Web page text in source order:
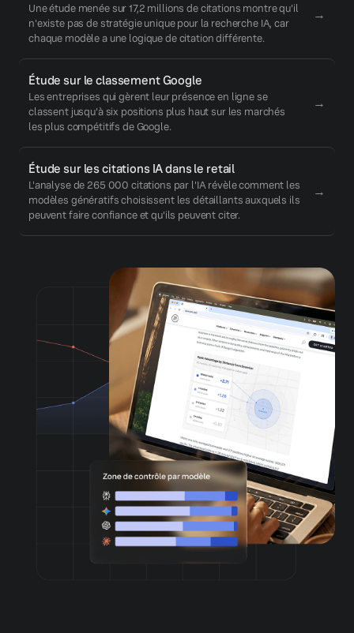
Une étude menée sur 17,2 millions de citations montre qu'il
n'existe pas de stratégie unique pour la recherche IA, car
chaque modèle a une logique de citation différente.
→
Étude sur le classement Google
Les entreprises qui gèrent leur présence en ligne se
classent jusqu'à six positions plus haut sur les marchés
les plus compétitifs de Google.
→
Étude sur les citations IA dans le retail
L'analyse de 265 000 citations par l'IA révèle comment les
modèles génératifs choisissent les détaillants auxquels ils
peuvent faire confiance et qu'ils peuvent citer.
→